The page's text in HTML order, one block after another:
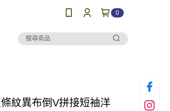
0
條紋異布倒V拼接短袖洋